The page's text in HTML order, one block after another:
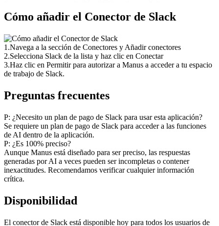
Cómo añadir el Conector de Slack
1 .Navega a la sección de Conectores y Añadir conectores
2.Selecciona Slack de la lista y haz clic en Conectar
3.Haz clic en Permitir para autorizar a Manus a acceder a tu espacio
de trabajo de Slack.
Preguntas frecuentes
P: ¿Necesito un plan de pago de Slack para usar esta aplicación?
Se requiere un plan de pago de Slack para acceder a las funciones
de AI dentro de la aplicación.
P: ¿Es 100% preciso?
Aunque Manus está diseñado para ser preciso, las respuestas
generadas por AI a veces pueden ser incompletas o contener
inexactitudes. Recomendamos verificar cualquier información
crítica.
Disponibilidad
El conector de Slack está disponible hoy para todos los usuarios de